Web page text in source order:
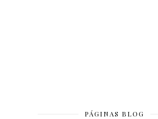
PÁGINAS BLOG